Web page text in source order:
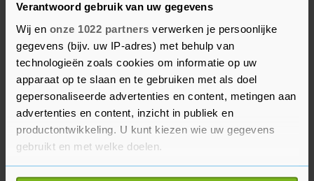
Verantwoord gebruik van uw gegevens
Wij en onze 1022 partners verwerken je persoonlijke
gegevens (bijv. uw IP-adres) met behulp van
technologieën zoals cookies om informatie op uw
apparaat op te slaan en te gebruiken met als doel
gepersonaliseerde advertenties en content, metingen aan
advertenties en content, inzicht in publiek en
productontwikkeling. U kunt kiezen wie uw gegevens
gebruikt en met welke doelen.